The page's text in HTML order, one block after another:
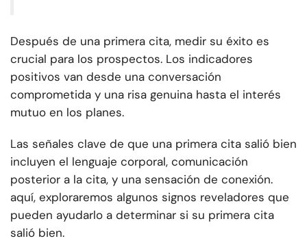
Después de una primera cita, medir su éxito es
crucial para los prospectos. Los indicadores
positivos van desde una conversación
comprometida y una risa genuina hasta el interés
mutuo en los planes.
Las señales clave de que una primera cita salió bien
incluyen el lenguaje corporal, comunicación
posterior a la cita, y una sensación de conexión.
aquí, exploraremos algunos signos reveladores que
pueden ayudarlo a determinar si su primera cita
salió bien.